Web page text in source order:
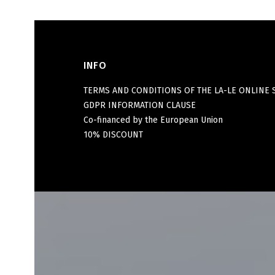
Footer menu
INFO
TERMS AND CONDITIONS OF THE LA-LE ONLINE
GDPR INFORMATION CLAUSE
Co-financed by the European Union
10% DISCOUNT